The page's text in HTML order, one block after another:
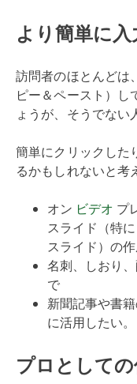
より簡単に入
訪問者のほとんどは
ピー＆ペースト）し
ょうが、そうでない
簡単にクリックした
るかもしれないと考
オン ビデオ プ
スライド（特
スライド）の
名刺、しおり
で
新聞記事や書
に活用したい。
プロとして